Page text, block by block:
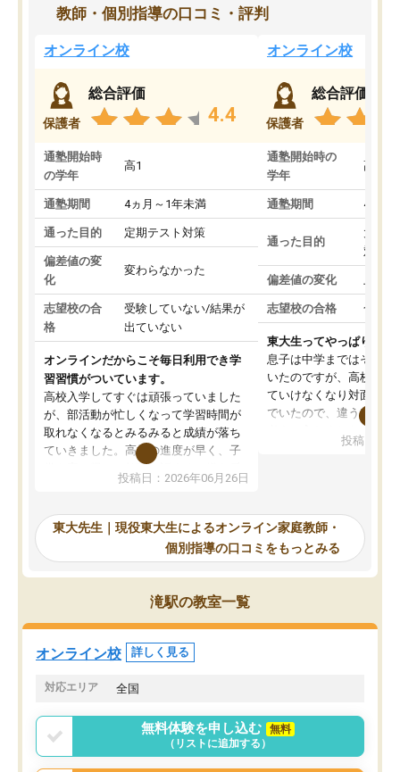
教師・個別指導の口コミ・評判
オンライン校
保護者
総合評価
4.4
通塾開始時
の学年
高1
通塾期間 4ヵ月～1年未満
通った目的 定期テスト対策
偏差値の変
化
変わらなかった
志望校の合
格
受験していない/結果が
出ていない
オンラインだからこそ毎日利用でき学
習習慣がついています。
高校入学してすぐは頑張っていました
が、部活動が忙しくなって学習時間が
取れなくなるとみるみると成績が落ち
ていきました。高校の進度が早く、子
供も家に帰って勉強の話すると嫌な反
応を示します。東大先生にお願いして
れるので、親としても安心です。毎日
使える自習室とかもあり、わからない
ところがあれば先生が回答してくれる
のも重宝しています。
投稿日：2026年06月26日
オンライン校
保護者
総合評価
通塾開始時の
学年
高3
通塾期間 4ヵ月
通った目的
大学
対策
偏差値の変化 上が
志望校の合格 合格
東大生ってやっぱりすご
息子は中学まではそこそ
いたのですが、高校に入
ていけなくなり対面の塾
でいたので、違うアプロ
で、当初は模試でD判定
自習室が毎日使えていつ
るのが心強かったよう
謝です。
投稿日：
東大先生｜現役東大生によるオンライン家庭教師・
個別指導の口コミをもっとみる
滝駅の教室一覧
オンライン校 詳しく見る
対応エリア 全国
無料体験を申し込む
無料
（リストに追加する）